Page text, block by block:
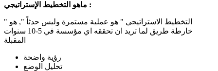
ماهو التخطيط الإستراتيجي :
" التخطيط الاستراتيجي " هو عملية مستمرة وليس حدثاً ", هو
خارطة طريق لما تريد ان تحققه اي مؤسسة في 5-10 سنوات
المقبلة
رؤية واضحة
تحليل الوضع